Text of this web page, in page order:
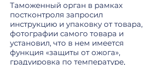
Таможенный орган в рамках
постконтроля запросил
инструкцию и упаковку от товара,
фотографии самого товара и
установил, что в нем имеется
функция «защиты от ожога»,
градуировка по температуре,